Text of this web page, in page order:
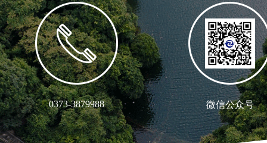
0373-3879988 微信公众号